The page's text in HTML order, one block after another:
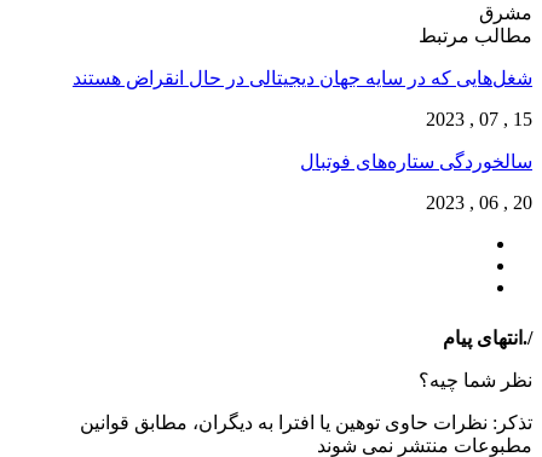
مشرق
مطالب مرتبط
شغل‌‌هایی که در سایه جهان دیجیتالی در حال انقراض هستند
15 , 07 , 2023
سالخوردگی ستاره‌های فوتبال
20 , 06 , 2023
/.انتهای پیام
نظر شما چیه؟
تذكر: نظرات حاوی توهين يا افترا به ديگران، مطابق قوانين
مطبوعات منتشر نمی شوند